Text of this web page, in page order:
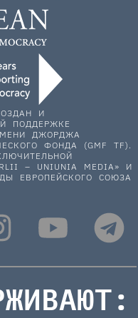
И
ПОДДЕРЖКЕ
ДЖОРДЖА
ФОНДА (GMF TF).
– UNIUNIA MEDIA» И
ЕВРОПЕЙСКОГО СОЮЗА